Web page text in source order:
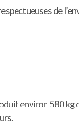
de
environ 580 kg